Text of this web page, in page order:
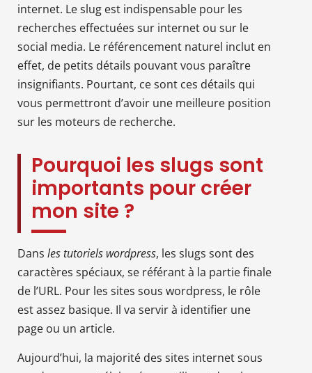
internet. Le slug est indispensable pour les
recherches effectuées sur internet ou sur le
social media. Le référencement naturel inclut en
effet, de petits détails pouvant vous paraître
insignifiants. Pourtant, ce sont ces détails qui
vous permettront d’avoir une meilleure position
sur les moteurs de recherche.
Pourquoi les slugs sont
importants pour créer
mon site ?
Dans les tutoriels wordpress, les slugs sont des
caractères spéciaux, se référant à la partie finale
de l’URL. Pour les sites sous wordpress, le rôle
est assez basique. Il va servir à identifier une
page ou un article.
Aujourd’hui, la majorité des sites internet sous